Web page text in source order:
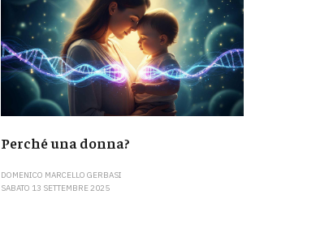
Perché una donna?
DOMENICO MARCELLO GERBASI
SABATO 13 SETTEMBRE 2025